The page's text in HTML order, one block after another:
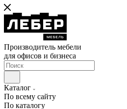
Производитель мебели
для офисов и бизнеса
Каталог
По всему сайту
По каталогу